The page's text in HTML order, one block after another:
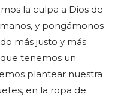
la culpa a Dios de
y pongámonos
más justo y más
tenemos un
plantear nuestra
en la ropa de